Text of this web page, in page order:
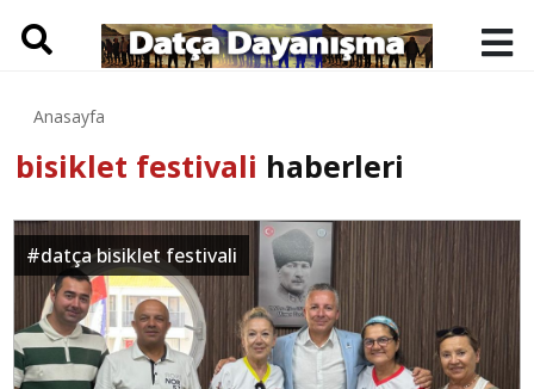
Anasayfa
bisiklet festivali haberleri
#datça bisiklet festivali